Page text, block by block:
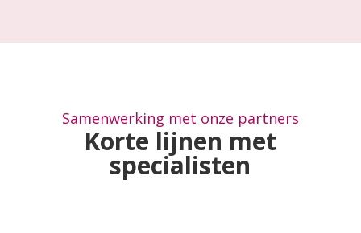
Samenwerking met onze partners
Korte lijnen met
specialisten